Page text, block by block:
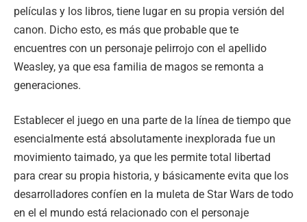
películas y los libros, tiene lugar en su propia versión del
canon. Dicho esto, es más que probable que te
encuentres con un personaje pelirrojo con el apellido
Weasley, ya que esa familia de magos se remonta a
generaciones.
Establecer el juego en una parte de la línea de tiempo que
esencialmente está absolutamente inexplorada fue un
movimiento taimado, ya que les permite total libertad
para crear su propia historia, y básicamente evita que los
desarrolladores confíen en la muleta de Star Wars de todo
en el el mundo está relacionado con el personaje